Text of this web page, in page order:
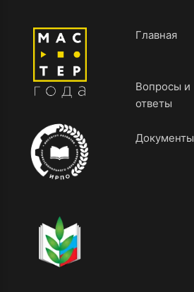
Главная
Вопросы и
ответы
Документы